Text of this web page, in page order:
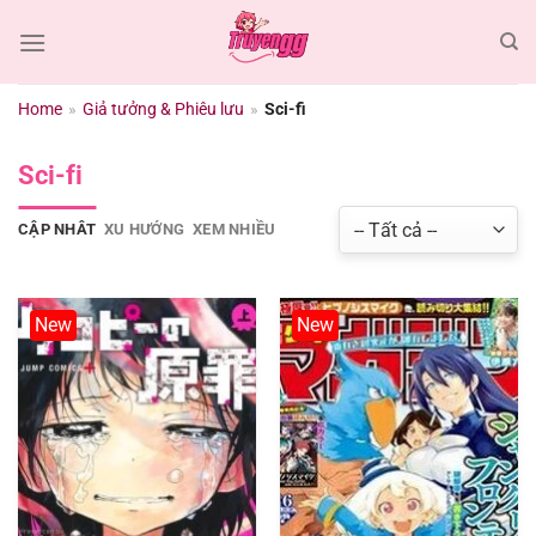
đến
dungHome » Giả tưởng & Phiêu lưu » Sci-fi
Sci-fi
CẬP NHÂT XU HƯỚNG XEM NHIỀU
New New